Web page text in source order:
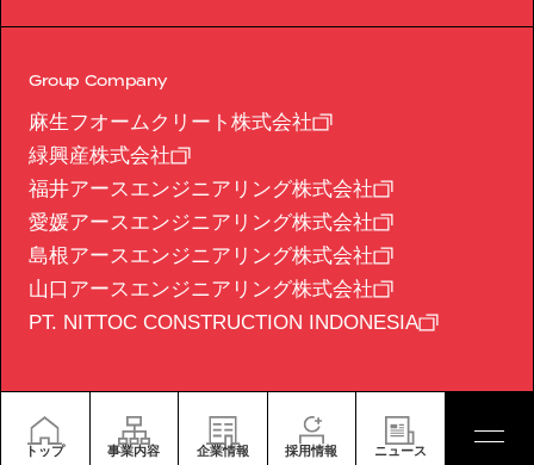
トップ 事業内容 企業情報 採用情報 ニュース
Group Company
麻生フオームクリート株式会社
緑興産株式会社
福井アースエンジニアリング株式会社
愛媛アースエンジニアリング株式会社
島根アースエンジニアリング株式会社
山口アースエンジニアリング株式会社
PT. NITTOC CONSTRUCTION INDONESIA